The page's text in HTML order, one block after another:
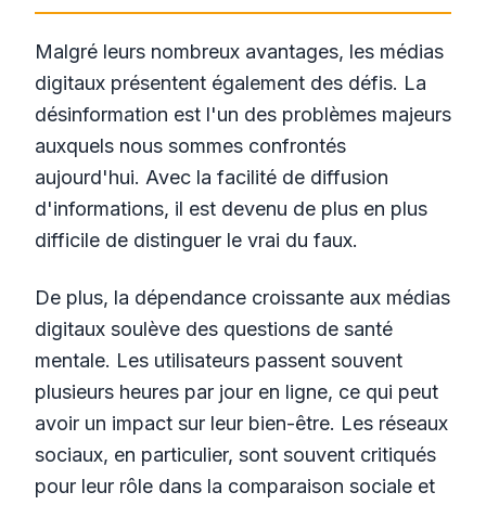
Malgré leurs nombreux avantages, les médias
digitaux présentent également des défis. La
désinformation est l'un des problèmes majeurs
auxquels nous sommes confrontés
aujourd'hui. Avec la facilité de diffusion
d'informations, il est devenu de plus en plus
difficile de distinguer le vrai du faux.
De plus, la dépendance croissante aux médias
digitaux soulève des questions de santé
mentale. Les utilisateurs passent souvent
plusieurs heures par jour en ligne, ce qui peut
avoir un impact sur leur bien-être. Les réseaux
sociaux, en particulier, sont souvent critiqués
pour leur rôle dans la comparaison sociale et